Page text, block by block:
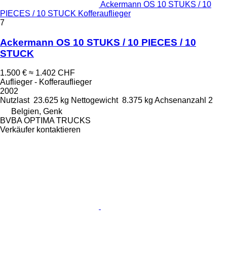
Ackermann OS 10 STUKS / 10
PIECES / 10 STUCK Kofferauflieger
7
Ackermann OS 10 STUKS / 10 PIECES / 10
STUCK
1.500 € ≈ 1.402 CHF
Auflieger - Kofferauflieger
2002
Nutzlast 23.625 kg Nettogewicht 8.375 kg Achsenanzahl 2
Belgien, Genk
BVBA OPTIMA TRUCKS
Verkäufer kontaktieren